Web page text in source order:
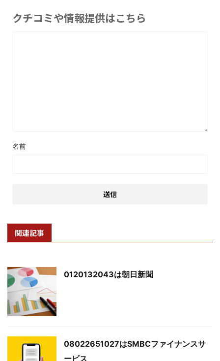
クチコミや情報提供はこちら
名前
関連記事
0120132043は朝日新聞
08022651027はSMBCファイナンスサ
ービス